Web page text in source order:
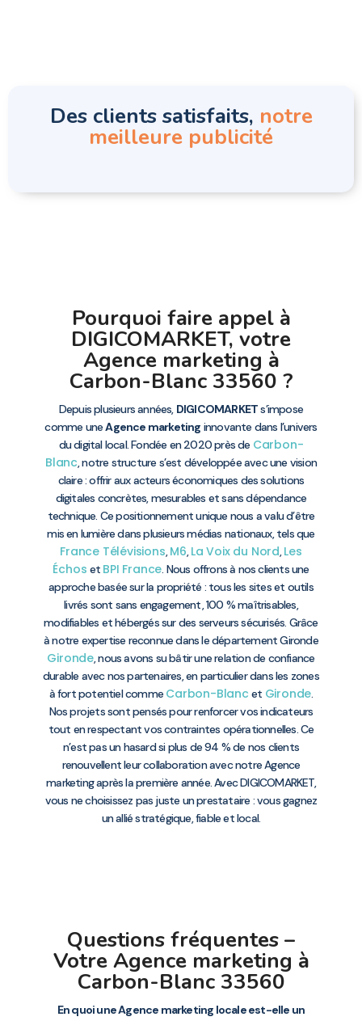
Des clients satisfaits, notre
meilleure publicité
Pourquoi faire appel à
DIGICOMARKET, votre
Agence marketing à
Carbon-Blanc 33560 ?
Depuis plusieurs années, DIGICOMARKETs’impose
comme uneAgence marketing innovante dans l’univers
du digital local. Fondée en 2020 près de Carbon-
Blanc, notre structure s’est développée avec une vision
claire : offrir aux acteurs économiques des solutions
digitales concrètes, mesurables et sans dépendance
technique. Ce positionnement unique nous a valu d’être
mis en lumière dans plusieurs médias nationaux, tels que
France Télévisions,M6,La Voix du Nord,Les
Échos et BPI France. Nous offrons à nos clients une
approche basée sur la propriété : tous les sites et outils
livrés sont sans engagement, 100 % maîtrisables,
modifiables et hébergés sur des serveurs sécurisés. Grâce
à notre expertise reconnue dans le département Gironde
Gironde, nous avons su bâtir une relation de confiance
durable avec nos partenaires, en particulier dans les zones
à fort potentiel comme Carbon-Blanc et Gironde.
Nos projets sont pensés pour renforcer vos indicateurs
tout en respectant vos contraintes opérationnelles. Ce
n’est pas un hasard si plus de 94 % de nos clients
renouvellent leur collaboration avec notre Agence
marketing après la première année. Avec DIGICOMARKET,
vous ne choisissez pas juste un prestataire : vous gagnez
un allié stratégique, fiable et local.
Questions fréquentes –
Votre Agence marketing à
Carbon-Blanc 33560
En quoi une Agence marketing locale est-elle un